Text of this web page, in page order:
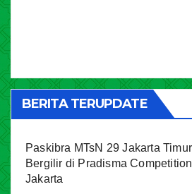
BERITA TERUPDATE
Paskibra MTsN 29 Jakarta
Bergilir di Pradisma
Jakarta